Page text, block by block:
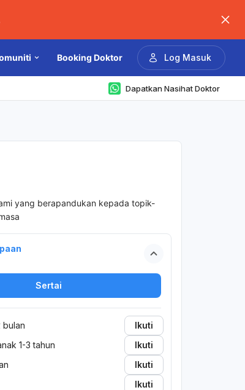
Booking Doktor Log Masuk
Dapatkan Nasihat Doktor
yang berapandukan kepada topik-
Sertai
bulan
Ikuti
1-3 tahun
Ikuti
Ikuti
Ikuti